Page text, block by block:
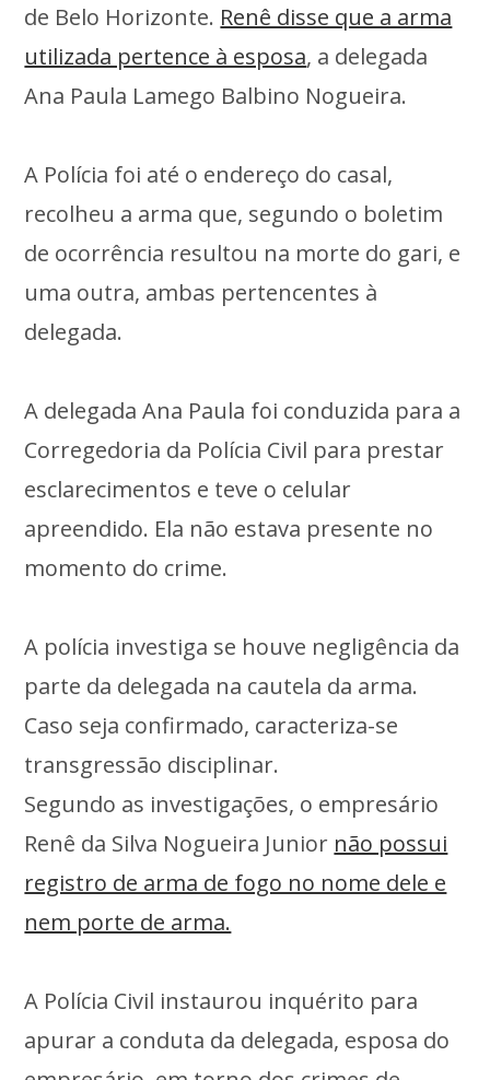
de Belo Horizonte. Renê disse que a arma
utilizada pertence à esposa, a delegada
Ana Paula Lamego Balbino Nogueira.
A Polícia foi até o endereço do casal,
recolheu a arma que, segundo o boletim
de ocorrência resultou na morte do gari, e
uma outra, ambas pertencentes à
delegada.
A delegada Ana Paula foi conduzida para a
Corregedoria da Polícia Civil para prestar
esclarecimentos e teve o celular
apreendido. Ela não estava presente no
momento do crime.
A polícia investiga se houve negligência da
parte da delegada na cautela da arma.
Caso seja confirmado, caracteriza-se
transgressão disciplinar.
Segundo as investigações, o empresário
Renê da Silva Nogueira Junior não possui
registro de arma de fogo no nome dele e
nem porte de arma.
A Polícia Civil instaurou inquérito para
apurar a conduta da delegada, esposa do